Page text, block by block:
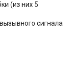
(из них 5
сигнала